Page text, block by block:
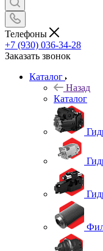
Телефоны
+7 (930) 036-34-28
Заказать звонок
Каталог
Назад
Каталог